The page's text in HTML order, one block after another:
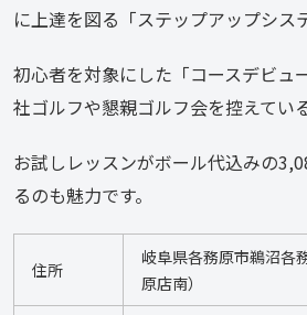
に上達を図る「ステップアップシス
初心者を対象にした「コースデビュ
社ゴルフや懇親ゴルフ会を控えてい
お試しレッスンがボール代込みの
るのも魅力です。
住所
岐阜県各務原市鵜沼各
原店南）